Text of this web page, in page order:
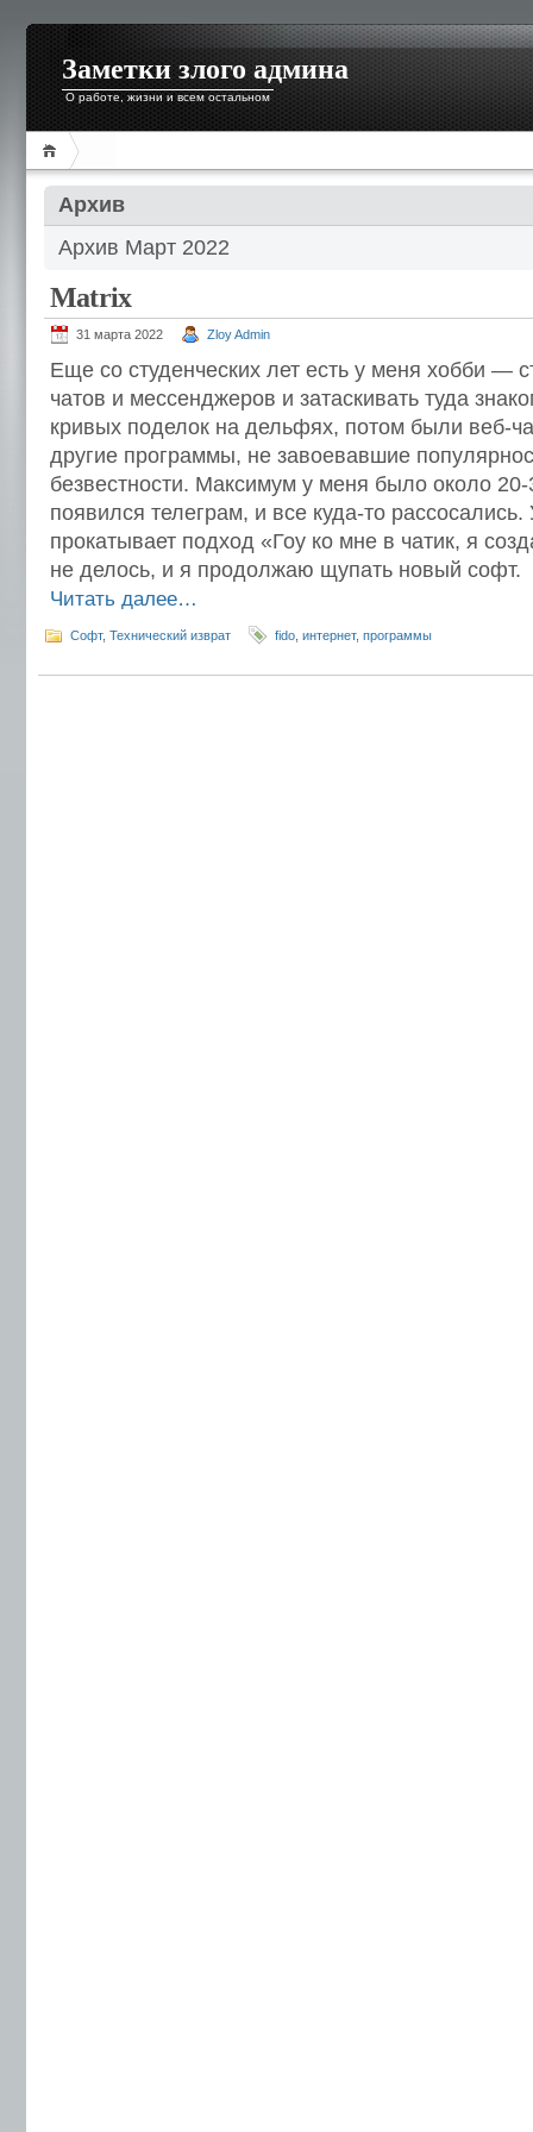
Заметки злого админа
О работе, жизни и всем остальном
Архив
Архив Март 2022
Matrix
31 марта 2022 Zloy Admin
Еще со студенческих лет есть у меня хобби —
чатов и мессенджеров и затаскивать туда
кривых поделок на дельфях, потом были веб-
другие программы, не завоевавшие
безвестности. Максимум у меня было около
появился телеграм, и все куда-то
прокатывает подход «Гоу ко мне в чатик, я
не делось, и я продолжаю щупать новый софт.
Читать далее…
Софт, Технический изврат fido интернет, программы